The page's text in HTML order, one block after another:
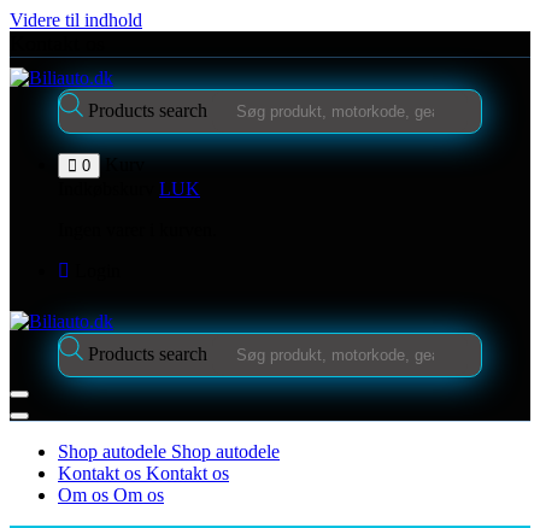
Videre til indhold
Products search
0
LUK
Products search
Shop autodele Shop autodele
Kontakt os Kontakt os
Om os Om os